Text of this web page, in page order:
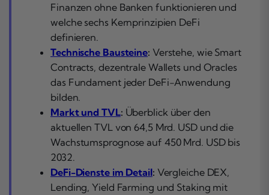
Finanzen ohne Banken funktionieren und
welche sechs Kernprinzipien DeFi
definieren.
Technische Bausteine: Verstehe, wie Smart
Contracts, dezentrale Wallets und Oracles
das Fundament jeder DeFi-Anwendung
bilden.
Markt und TVL: Überblick über den
aktuellen TVL von 64,5 Mrd. USD und die
Wachstumsprognose auf 450 Mrd. USD bis
2032.
DeFi-Dienste im Detail: Vergleiche DEX,
Lending, Yield Farming und Staking mit